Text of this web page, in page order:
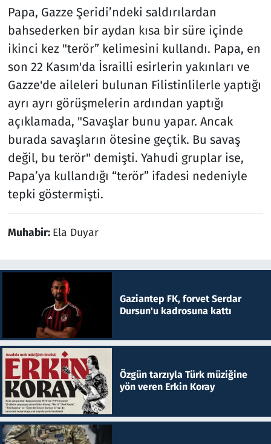
Papa, Gazze Şeridi’ndeki saldırılardan
bahsederken bir aydan kısa bir süre içinde
ikinci kez "terör” kelimesini kullandı. Papa, en
son 22 Kasım'da İsrailli esirlerin yakınları ve
Gazze'de aileleri bulunan Filistinlilerle yaptığı
ayrı ayrı görüşmelerin ardından yaptığı
açıklamada, "Savaşlar bunu yapar. Ancak
burada savaşların ötesine geçtik. Bu savaş
değil, bu terör" demişti. Yahudi gruplar ise,
Papa’ya kullandığı “terör” ifadesi nedeniyle
tepki göstermişti.
Muhabir: Ela Duyar
Gaziantep FK, forvet Serdar
Dursun'u kadrosuna kattı
Özgün tarzıyla Türk müziğine
yön veren Erkin Koray